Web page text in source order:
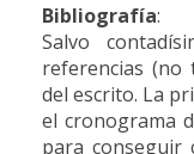
Bibliografía:
Salvo
referencias (no
del escrito. La
el cronograma
para